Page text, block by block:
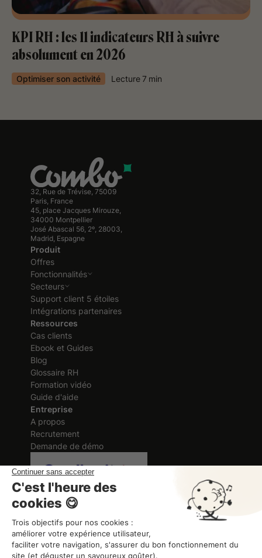
KPI RH : les 11 indicateurs RH à suivre
absolument en 2026
Optimiser son activité Lecture7 min
32, Rue de Trévise, 75009
Paris, France
45, place Jacques Mirouze,
34000 Montpellier
José Abascal 56, 2º, 28003,
Madrid, Espagne
Produit
Offres
Fonctionnalités
Secteurs
Support client 5 étoiles
Intégrations partenaires
Ressources
Cas clients
Ebook et Guides
Blog
Glossaire RH
Formation vidéo
Guide d'aide
Entreprise
A propos
Recrutement
Demande de démo
Certification délivrée au titre des
actions de formation
ORGANISME DE FORMATION